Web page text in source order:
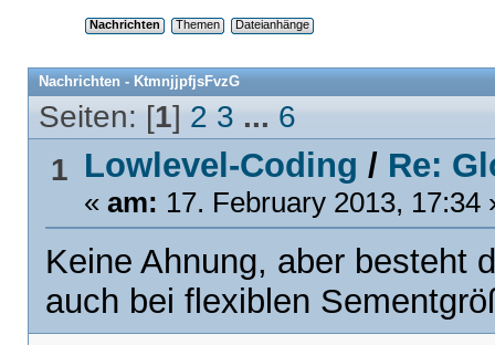
Nachrichten Themen Dateianhänge
Nachrichten - KtmnjjpfjsFvzG
Seiten: [1] 2 3 ... 6
1 Lowlevel-Coding / Re:
«am: 17. February 2013, 17:34
Keine Ahnung, aber besteht
auch bei flexiblen